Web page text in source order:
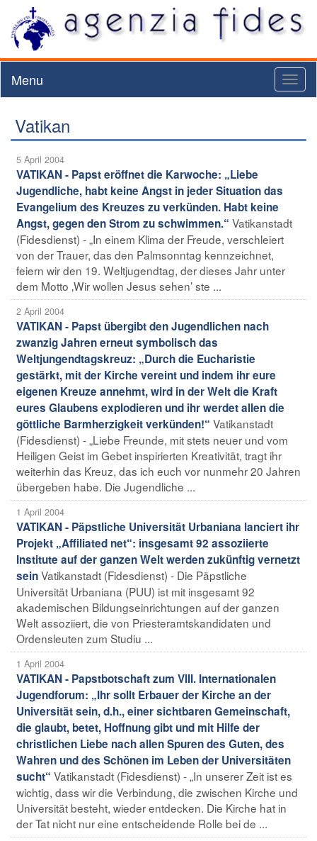
Menu
Vatikan
5 April 2004
VATIKAN - Papst eröffnet die Karwoche: „Liebe
Jugendliche, habt keine Angst in jeder Situation das
Evangelium des Kreuzes zu verkünden. Habt keine
Angst, gegen den Strom zu schwimmen.“ Vatikanstadt
(Fidesdienst) - „In einem Klima der Freude, verschleiert
von der Trauer, das den Palmsonntag kennzeichnet,
feiern wir den 19. Weltjugendtag, der dieses Jahr unter
dem Motto ‚Wir wollen Jesus sehen’ ste ...
2 April 2004
VATIKAN - Papst übergibt den Jugendlichen nach
zwanzig Jahren erneut symbolisch das
Weltjungendtagskreuz: „Durch die Eucharistie
gestärkt, mit der Kirche vereint und indem ihr eure
eigenen Kreuze annehmt, wird in der Welt die Kraft
eures Glaubens explodieren und ihr werdet allen die
göttliche Barmherzigkeit verkünden!“ Vatikanstadt
(Fidesdienst) - „Liebe Freunde, mit stets neuer und vom
Heiligen Geist im Gebet inspirierten Kreativität, tragt ihr
weiterhin das Kreuz, das ich euch vor nunmehr 20 Jahren
übergeben habe. Die Jugendliche ...
1 April 2004
VATIKAN - Päpstliche Universität Urbaniana lanciert ihr
Projekt „Affiliated net“: insgesamt 92 assoziierte
Institute auf der ganzen Welt werden zukünftig vernetzt
seinVatikanstadt (Fidesdienst) - Die Päpstliche
Universität Urbaniana (PUU) ist mit insgesamt 92
akademischen Bildungseinrichtungen auf der ganzen
Welt assoziiert, die von Priesteramtskandidaten und
Ordensleuten zum Studiu ...
1 April 2004
VATIKAN - Papstbotschaft zum VIII. Internationalen
Jugendforum: „Ihr sollt Erbauer der Kirche an der
Universität sein, d.h., einer sichtbaren Gemeinschaft,
die glaubt, betet, Hoffnung gibt und mit Hilfe der
christlichen Liebe nach allen Spuren des Guten, des
Wahren und des Schönen im Leben der Universitäten
sucht“ Vatikanstadt (Fidesdienst) - „In unserer Zeit ist es
wichtig, dass wir die Verbindung, die zwischen Kirche und
Universität besteht, wieder entdecken. Die Kirche hat in
der Tat nicht nur eine entscheidende Rolle bei de ...